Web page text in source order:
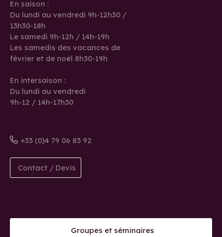
En saison :
Du lundi au vendredi 9h-12h30 /
13h30-18h
Le samedi 9h-12h / 14h-19h
Les samedis des vacances de
février et de noël 8h30-19h
En intersaison :
Du lundi au vendredi
9h-12 / 14h-17h30
+33 (0)4 79 06 83 92
Contact / Devis
Groupes et séminaires